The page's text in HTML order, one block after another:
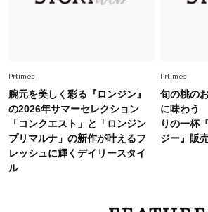
Prtimes
腕元を美しく彩る『ロンジン』
の2026年サマーセレクション
「コンクエスト」と「ロンジン
プリマルナ」の新作が叶えるフ
レッシュに輝くデイリースタイ
ル
Prtimes
旬の桃の
に味わう
りの一杯
ジー』販